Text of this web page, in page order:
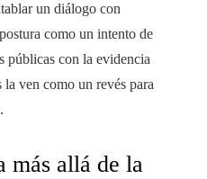
un diálogo con
como un intento de
públicas con la evidencia
ven como un revés para
más allá de la